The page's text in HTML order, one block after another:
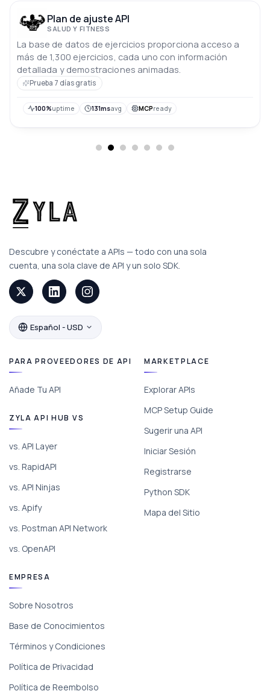
Plan de ajuste API
SALUD Y FITNESS
La base de datos de ejercicios proporciona acceso a
más de 1,300 ejercicios, cada uno con información
detallada y demostraciones animadas.
Prueba 7 días gratis
100%uptime 131msavg MCPready
Descubre y conéctate a APIs — todo con una sola
cuenta, una sola clave de API y un solo SDK.
Español - USD
PARA PROVEEDORES DE API
Añade Tu API
ZYLA API HUB VS
vs. API Layer
vs. RapidAPI
vs. API Ninjas
vs. Apify
vs. Postman API Network
vs. OpenAPI
MARKETPLACE
Explorar APIs
MCP Setup Guide
Sugerir una API
Iniciar Sesión
Registrarse
Python SDK
Mapa del Sitio
EMPRESA
Sobre Nosotros
Base de Conocimientos
Términos y Condiciones
Política de Privacidad
Política de Reembolso